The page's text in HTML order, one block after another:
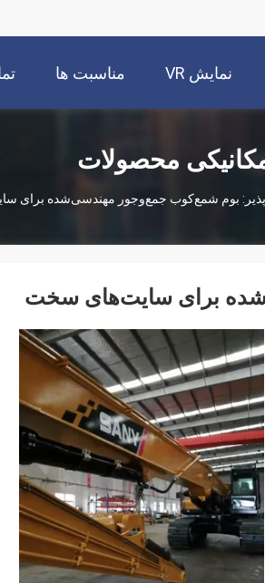
نمایش VR مناسبت ها
محصولات
بوم شمع‌کوب جمع‌وجور مهندسی‌شده برای
برای سایت‌های سخت